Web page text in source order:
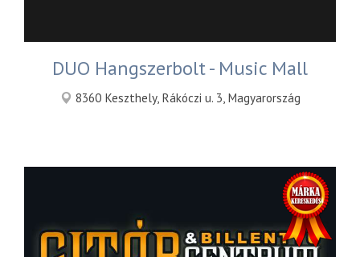
DUO Hangszerbolt - Music Mall
8360 Keszthely, Rákóczi u. 3, Magyarország